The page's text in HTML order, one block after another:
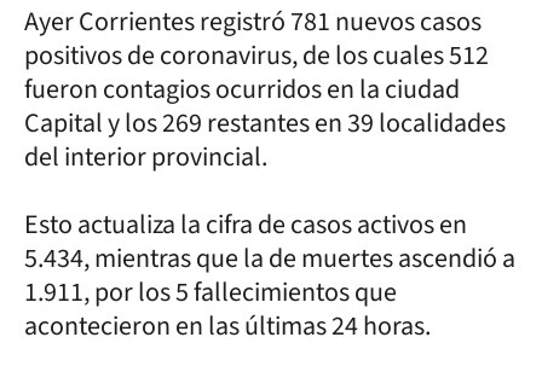
Ayer Corrientes registró 781 nuevos casos
positivos de coronavirus, de los cuales 512
fueron contagios ocurridos en la ciudad
Capital y los 269 restantes en 39 localidades
del interior provincial.
Esto actualiza la cifra de casos activos en
5.434, mientras que la de muertes ascendió a
1.911, por los 5 fallecimientos que
acontecieron en las últimas 24 horas.